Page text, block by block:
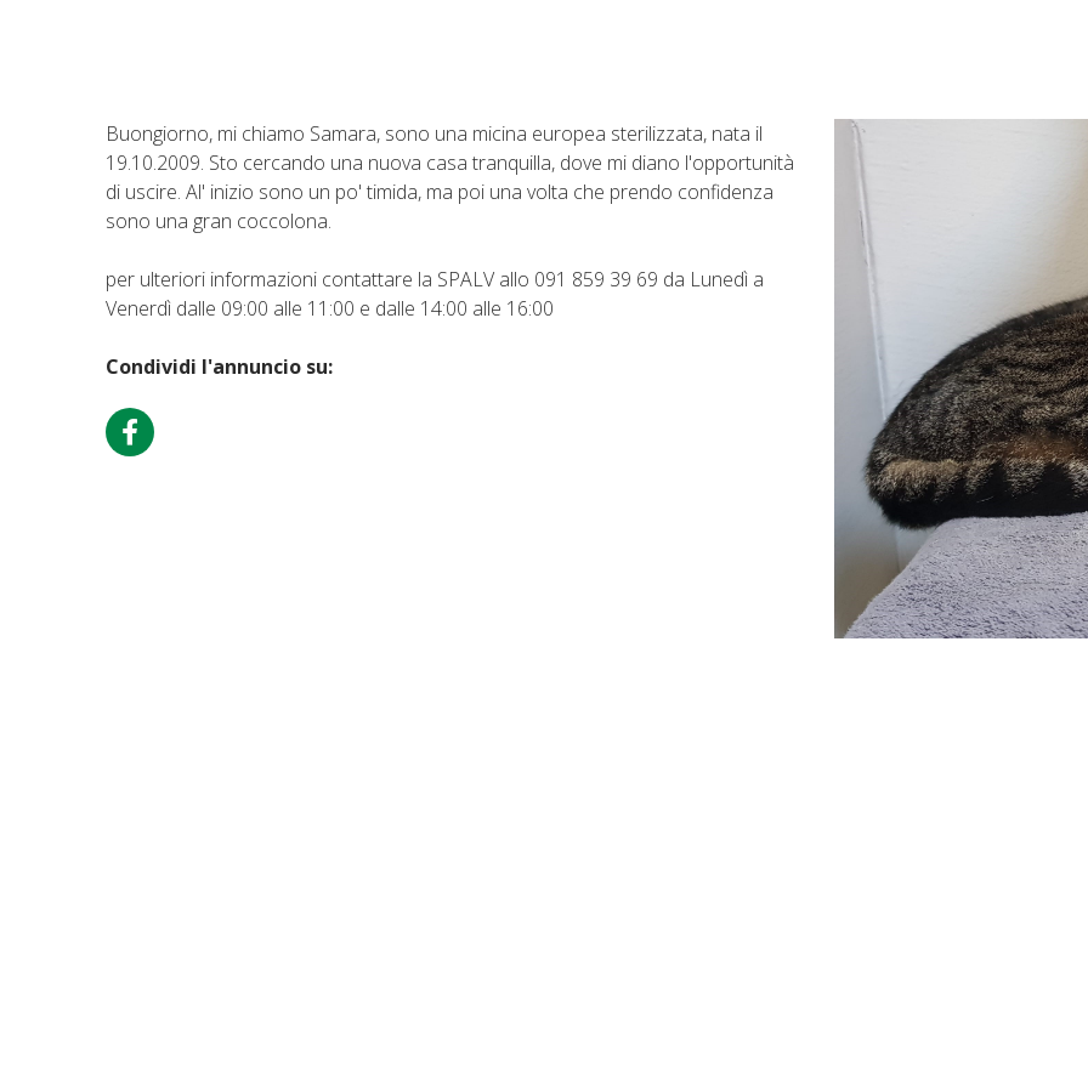
Buongiorno, mi chiamo Samara, sono una micina europea sterilizzata, nata il
19.10.2009. Sto cercando una nuova casa tranquilla, dove mi diano l'opportunità
di uscire. Al' inizio sono un po' timida, ma poi una volta che prendo confidenza
sono una gran coccolona.
per ulteriori informazioni contattare la SPALV allo 091 859 39 69 da Lunedì a
Venerdì dalle 09:00 alle 11:00 e dalle 14:00 alle 16:00
Condividi l'annuncio su: